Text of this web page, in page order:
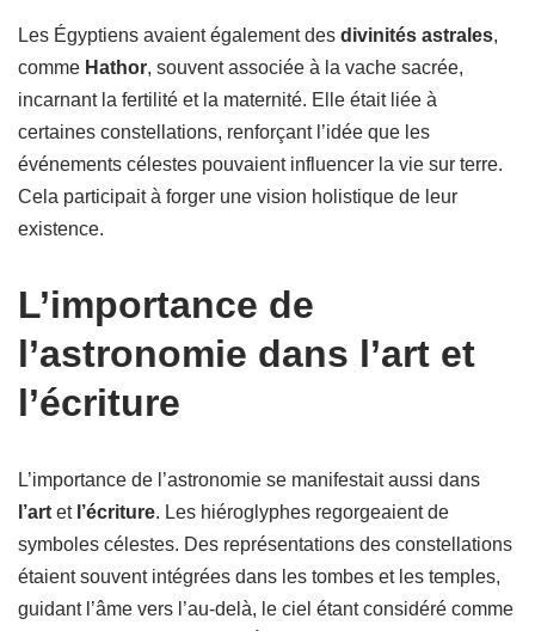
Les Égyptiens avaient également des divinités astrales,
comme Hathor, souvent associée à la vache sacrée,
incarnant la fertilité et la maternité. Elle était liée à
certaines constellations, renforçant l’idée que les
événements célestes pouvaient influencer la vie sur terre.
Cela participait à forger une vision holistique de leur
existence.
L’importance de
l’astronomie dans l’art et
l’écriture
L’importance de l’astronomie se manifestait aussi dans
l’art et l’écriture. Les hiéroglyphes regorgeaient de
symboles célestes. Des représentations des constellations
étaient souvent intégrées dans les tombes et les temples,
guidant l’âme vers l’au-delà, le ciel étant considéré comme